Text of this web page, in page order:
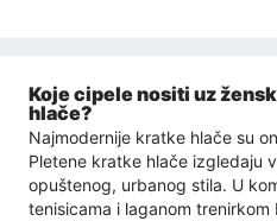
Koje cipele nositi uz
hlače?
Najmodernije kratke hlače su
Pletene kratke hlače izgledaju
opuštenog, urbanog stila. U
tenisicama i laganom